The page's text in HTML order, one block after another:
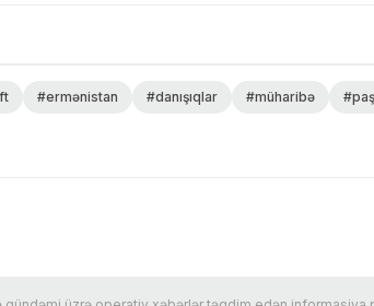
#ermənistan #danışıqlar #müharibə